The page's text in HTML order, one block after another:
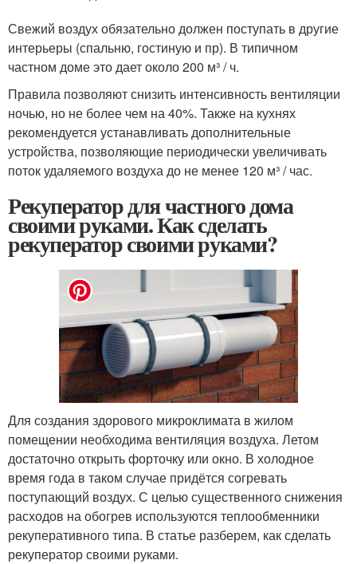
Свежий воздух обязательно должен поступать в другие
интерьеры (спальню, гостиную и пр). В типичном
частном доме это дает около 200 м³ / ч.
Правила позволяют снизить интенсивность вентиляции
ночью, но не более чем на 40%. Также на кухнях
рекомендуется устанавливать дополнительные
устройства, позволяющие периодически увеличивать
поток удаляемого воздуха до не менее 120 м³ / час.
Рекуператор для частного дома
своими руками. Как сделать
рекуператор своими руками?
Для создания здорового микроклимата в жилом
помещении необходима вентиляция воздуха. Летом
достаточно открыть форточку или окно. В холодное
время года в таком случае придётся согревать
поступающий воздух. С целью существенного снижения
расходов на обогрев используются теплообменники
рекуперативного типа. В статье разберем, как сделать
рекуператор своими руками.